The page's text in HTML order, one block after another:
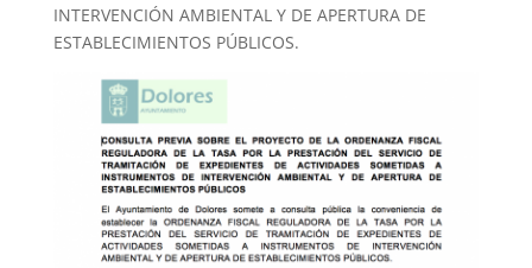
INTERVENCIÓN AMBIENTAL Y DE APERTURA DE
ESTABLECIMIENTOS PÚBLICOS.